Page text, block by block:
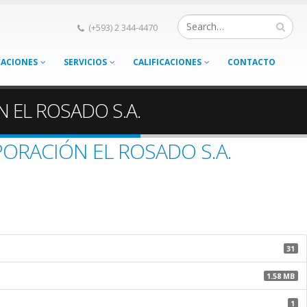
(+593) 2 344-4470
SERVICIOS CALIFICACIONES CONTACTO
ROSADO S.A.
EL ROSADO S.A.
31
1.58 MB
1